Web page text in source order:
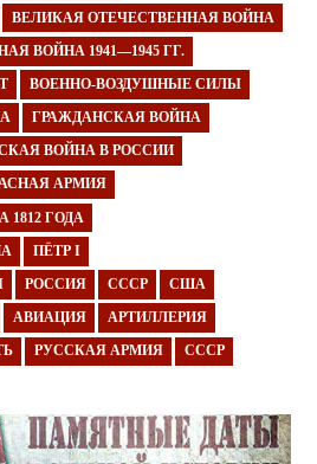
ВЕЛИКАЯ ОТЕЧЕСТВЕННАЯ ВОЙНА
ВОЙНА 1941—1945 ГГ.
ВОЕННО-ВОЗДУШНЫЕ СИЛЫ
ГРАЖДАНСКАЯ ВОЙНА
ВОЙНА В РОССИИ
АРМИЯ
ГОДА
ПЁТР I
РОССИЯ СССР США
АВИАЦИЯ АРТИЛЛЕРИЯ
РУССКАЯ АРМИЯ СССР